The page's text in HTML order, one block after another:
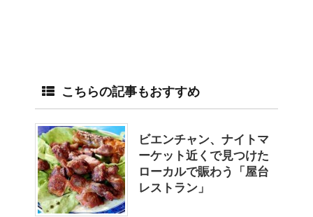
こちらの記事もおすすめ
ビエンチャン、ナイトマ
ーケット近くで見つけた
ローカルで賑わう「屋台
レストラン」